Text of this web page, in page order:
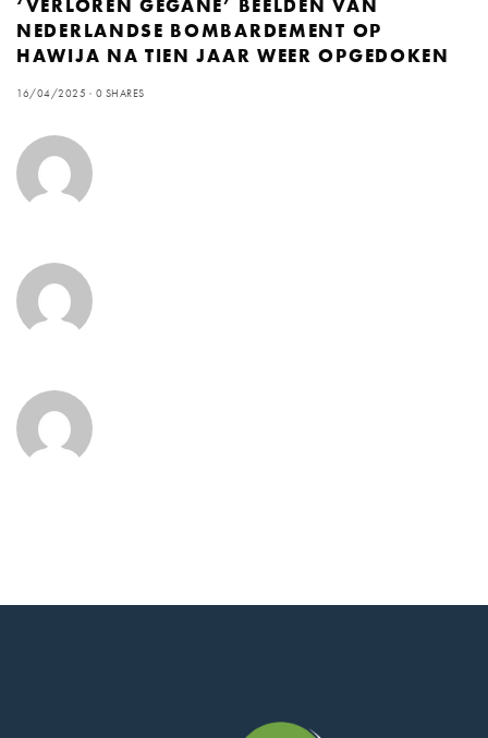
‘VERLOREN GEGANE’ BEELDEN VAN
NEDERLANDSE BOMBARDEMENT OP
HAWIJA NA TIEN JAAR WEER OPGEDOKEN
16/04/2025 0 SHARES